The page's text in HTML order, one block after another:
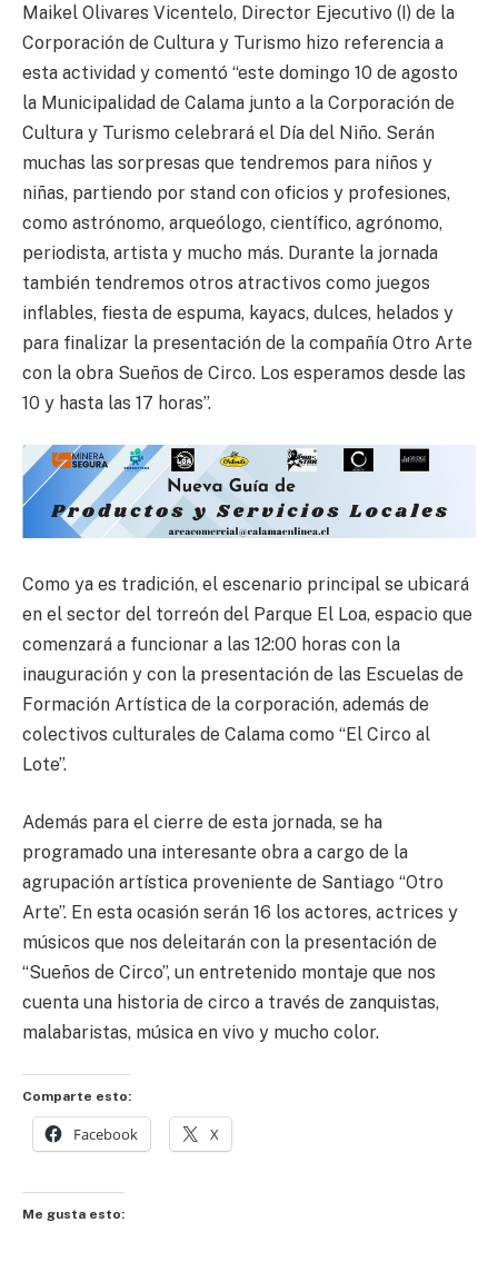
Maikel Olivares Vicentelo, Director Ejecutivo (I) de la
Corporación de Cultura y Turismo hizo referencia a
esta actividad y comentó “este domingo 10 de agosto
la Municipalidad de Calama junto a la Corporación de
Cultura y Turismo celebrará el Día del Niño. Serán
muchas las sorpresas que tendremos para niños y
niñas, partiendo por stand con oficios y profesiones,
como astrónomo, arqueólogo, científico, agrónomo,
periodista, artista y mucho más. Durante la jornada
también tendremos otros atractivos como juegos
inflables, fiesta de espuma, kayacs, dulces, helados y
para finalizar la presentación de la compañía Otro Arte
con la obra Sueños de Circo. Los esperamos desde las
10 y hasta las 17 horas”.
Como ya es tradición, el escenario principal se ubicará
en el sector del torreón del Parque El Loa, espacio que
comenzará a funcionar a las 12:00 horas con la
inauguración y con la presentación de las Escuelas de
Formación Artística de la corporación, además de
colectivos culturales de Calama como “El Circo al
Lote”.
Además para el cierre de esta jornada, se ha
programado una interesante obra a cargo de la
agrupación artística proveniente de Santiago “Otro
Arte”. En esta ocasión serán 16 los actores, actrices y
músicos que nos deleitarán con la presentación de
“Sueños de Circo”, un entretenido montaje que nos
cuenta una historia de circo a través de zanquistas,
malabaristas, música en vivo y mucho color.
Comparte esto:
Facebook X
Me gusta esto: